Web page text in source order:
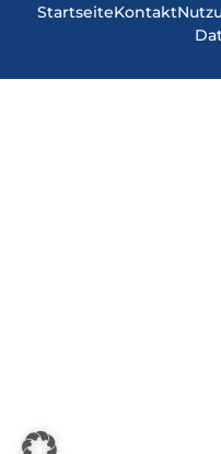
StartseiteKontakt